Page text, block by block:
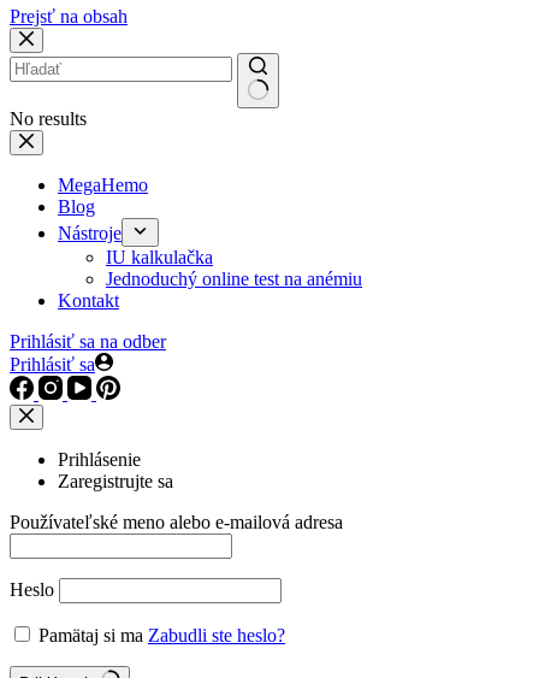
Prejsť na obsah
No results
MegaHemo
Blog
Nástroje
IU kalkulačka
Jednoduchý online test na anémiu
Kontakt
Prihlásiť sa na odber
Prihlásiť sa
Prihlásenie
Zaregistrujte sa
Používateľské meno alebo e-mailová adresa
Heslo
Pamätaj si ma Zabudli ste heslo?